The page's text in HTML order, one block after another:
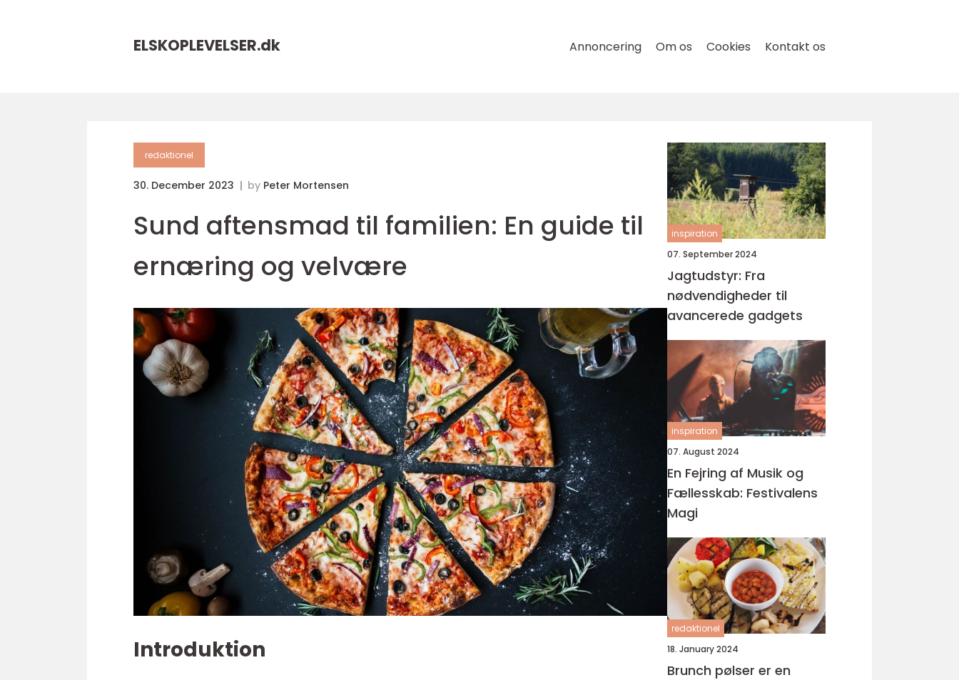
ELSKOPLEVELSER.dk Annoncering Om os Cookies Kontakt os
redaktionel
30. December 2023 by Peter Mortensen
Sund aftensmad til familien: En guide til
ernæring og velvære
Introduktion
inspiration
07. September 2024
Jagtudstyr: Fra
nødvendigheder til
avancerede gadgets
inspiration
07. August 2024
En Fejring af Musik og
Fællesskab: Festivalens
Magi
redaktionel
18. January 2024
Brunch pølser er en